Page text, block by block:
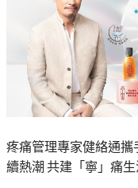
疼痛管理專家健絡通
續熱潮 共建「寧」痛